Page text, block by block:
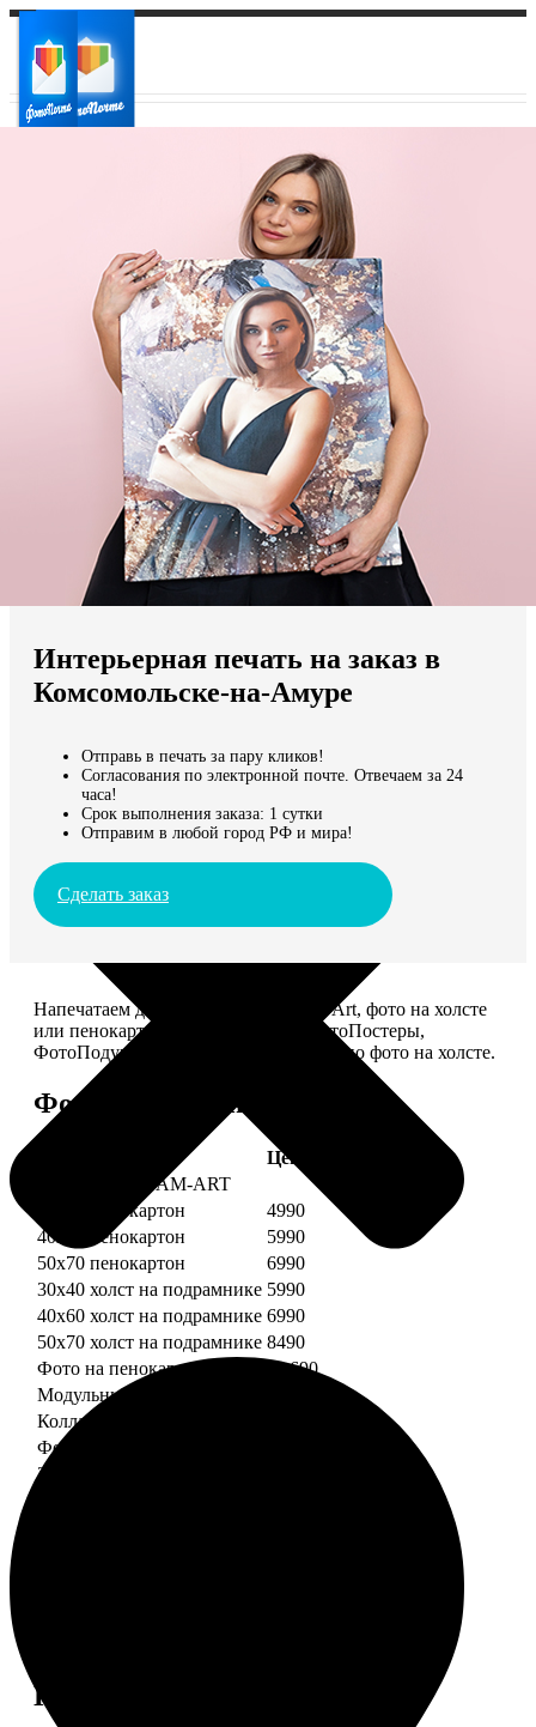
Ваш регион доставки
Выберите из списка:
Мы доставляем по всему миру
Продолжить без города
Интерьерная печать на заказ в
Комсомольске-на-Амуре
Отправь в печать за пару кликов!
Согласования по электронной почте. Отвечаем за 24
часа!
Срок выполнения заказа: 1 сутки
Отправим в любой город РФ и мира!
Сделать заказ
Напечатаем для вас картины Dream-Art, фото на холсте
или пенокартоне, ФотоМозаику, ФотоПостеры,
ФотоПодушки или напишем портрет по фото на холсте.
Форматы и цены
Цена, руб.
Картины DREAM-ART
30х40 пенокартон
4990
40х60 пенокартон
5990
50х70 пенокартон
6990
30х40 холст на подрамнике 5990
40х60 холст на подрамнике 6990
50х70 холст на подрамнике 8490
Фото на пенокартоне
от 690
Модульный пенокартон
Коллаж на пенокартоне
ФотоМозаика
30х40 пенокартон
Примеры работ